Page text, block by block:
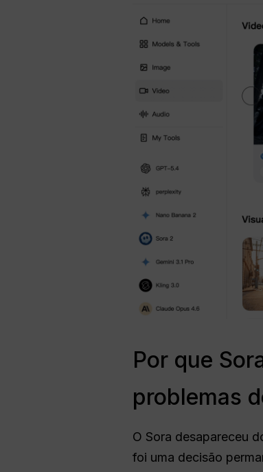
Por que
problemas
O Sora desapareceu
foi uma decisão